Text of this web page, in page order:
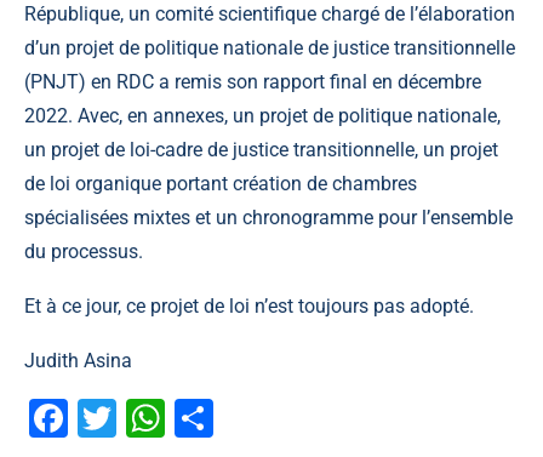
République, un comité scientifique chargé de l’élaboration
d’un projet de politique nationale de justice transitionnelle
(PNJT) en RDC a remis son rapport final en décembre
2022. Avec, en annexes, un projet de politique nationale,
un projet de loi-cadre de justice transitionnelle, un projet
de loi organique portant création de chambres
spécialisées mixtes et un chronogramme pour l’ensemble
du processus.
Et à ce jour, ce projet de loi n’est toujours pas adopté.
Judith Asina
Facebook
TwitterWhatsApp